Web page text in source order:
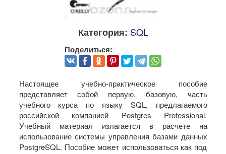
Категория: SQL
Поделиться:
Настоящее учебно-практическое пособие
представляет собой первую, базовую, часть
учебного курса по языку SQL, предлагаемого
российской компанией Postgres Professional.
Учебный материал излагается в расчете на
использование системы управления базами данных
PostgreSQL. Пособие может использоваться как под